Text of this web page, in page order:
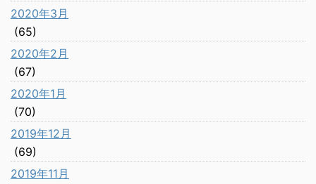
2020年3月
(65)
2020年2月
(67)
2020年1月
(70)
2019年12月
(69)
2019年11月